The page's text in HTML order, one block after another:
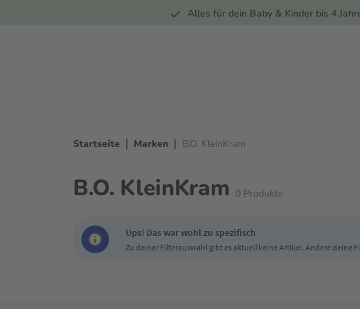
Zur Hauptnavigation springen Alles für dein Baby & Kinder bis 4
Startseite | Marken | B.O. KleinKram
B.O. KleinKram 0Produkte
Ups! Das war wohl zu spezifisch
Zu deiner Filterauswahl gibt es aktuell keine Artikel. Ändere deine